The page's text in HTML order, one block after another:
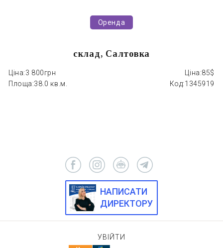
Оренда
склад, Салтовка
Ціна:3 800грн Ціна:85$
Площа:38.0 кв.м. Код:1345919
НАПИСАТИ
ДИРЕКТОРУ
УВІЙТИ